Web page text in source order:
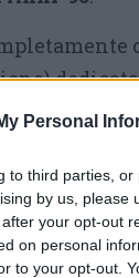
Personal
to third parties,
by us, please
your opt-out
on personal
to your opt-out.
di
Tese(9
Finleye
luglio), la